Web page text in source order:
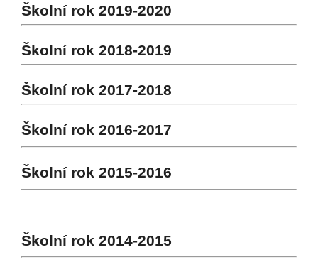
Školní rok 2019-2020
Školní rok 2018-2019
Školní rok 2017-2018
Školní rok 2016-2017
Školní rok 2015-2016
Školní rok 2014-2015